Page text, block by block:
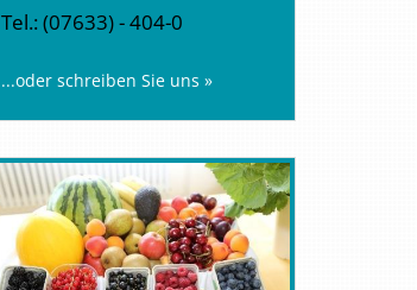
Tel.: (07633) - 404-0
...oder schreiben Sie uns »